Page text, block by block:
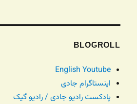
BLOGROLL
English Youtube
اینستاگرام جادی
پادکست رادیو جادی / رادیو گیک